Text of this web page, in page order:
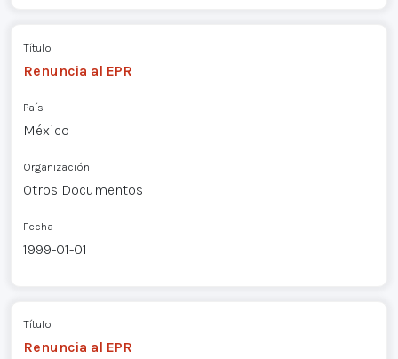
Título
Renuncia al EPR
País
México
Organización
Otros Documentos
Fecha
1999-01-01
Título
Renuncia al EPR